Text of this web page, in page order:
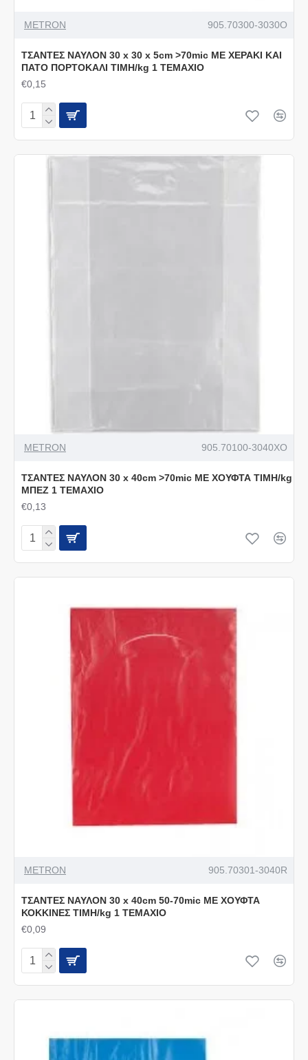
METRON 905.70300-3030O
ΤΣΑΝΤΕΣ ΝΑΥΛΟΝ 30 x 30 x 5cm >70mic ΜΕ ΧΕΡΑΚΙ ΚΑΙ
ΠΑΤΟ ΠΟΡΤΟΚΑΛΙ ΤΙΜΗ/kg 1 ΤΕΜΑΧΙΟ
€0,15
METRON 905.70100-3040XO
ΤΣΑΝΤΕΣ ΝΑΥΛΟΝ 30 x 40cm >70mic ΜΕ ΧΟΥΦΤΑ ΤΙΜΗ/kg
ΜΠΕΖ 1 ΤΕΜΑΧΙΟ
€0,13
METRON 905.70301-3040R
ΤΣΑΝΤΕΣ ΝΑΥΛΟΝ 30 x 40cm 50-70mic ΜΕ ΧΟΥΦΤΑ
ΚΟΚΚΙΝΕΣ ΤΙΜΗ/kg 1 ΤΕΜΑΧΙΟ
€0,09